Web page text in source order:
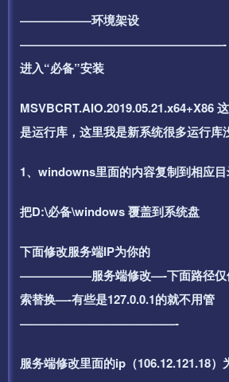
——————环境架设
—————————————————-
进入“必备”安装
MSVBCRT.AIO.2019.05.21.x64+X86
是运行库，这里我是新系统很多运行库
1、windowns里面的内容复制到相应
把D:\必备\windows 覆盖到系统盘
下面修改服务端IP为你的
——————服务端修改—-下面路径仅
索替换—-有些是127.0.0.1的就不用管
—————————————-
服务端修改里面的ip（106.12.121.18）